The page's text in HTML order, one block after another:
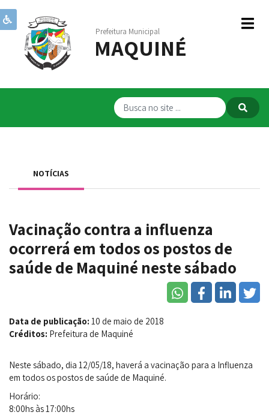
Prefeitura Municipal
MAQUINÉ
Institucional
Governo
Serviços
Servidores
NOTÍCIAS
Vacinação contra a influenza
ocorrerá em todos os postos de
saúde de Maquiné neste sábado
Data de publicação: 10 de maio de 2018
Créditos: Prefeitura de Maquiné
Neste sábado, dia 12/05/18, haverá a vacinação para a Influenza
em todos os postos de saúde de Maquiné.
Horário:
8:00hs às 17:00hs